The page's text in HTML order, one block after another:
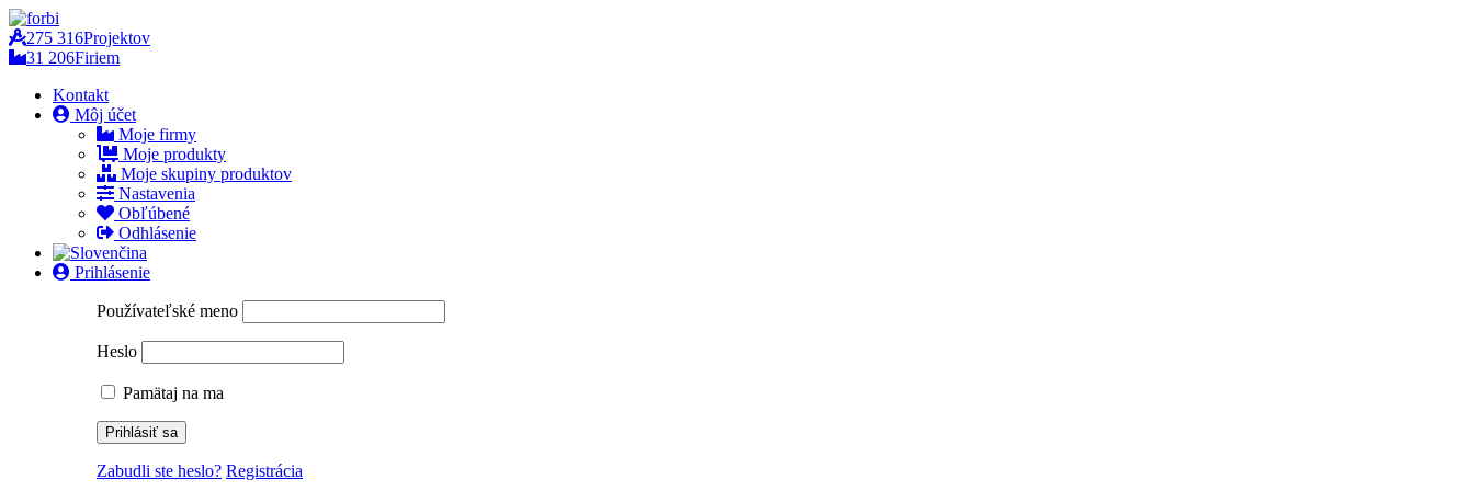
275 316Projektov
31 206Firiem
Kontakt
Môj účet
Moje firmy
Moje produkty
Moje skupiny produktov
Nastavenia
Obľúbené
Odhlásenie
Prihlásenie
Používateľské meno
Heslo
Pamätaj na ma
Zabudli ste heslo? Registrácia